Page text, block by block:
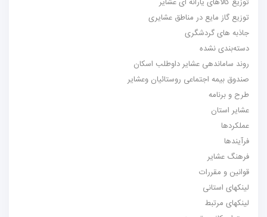
توزیع گاز مایع در مناطق عشایری
جاذبه های گردشگری
دسته‌بندی نشده
روند ساماندهی عشایر داوطلب اسکان
صندوق بیمه اجتماعی روستائیان وعشایر
طرح و برنامه
عشایر استان
عملکردها
فرآیندها
فرهنگ عشایر
قوانین و مقررات
لینکهای استانی
لینکهای مرتبط